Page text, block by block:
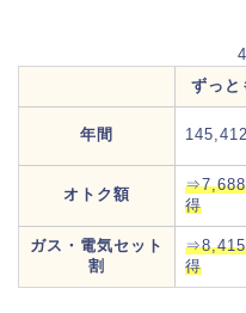
ずっと
年間
オトク額
⇒7,688
得
ガス・電気セット
割
⇒8,415
得